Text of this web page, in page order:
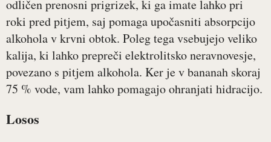
odličen prenosni prigrizek, ki ga imate lahko pri
roki pred pitjem, saj pomaga upočasniti absorpcijo
alkohola v krvni obtok. Poleg tega vsebujejo veliko
kalija, ki lahko prepreči elektrolitsko neravnovesje,
povezano s pitjem alkohola. Ker je v bananah skoraj
75 % vode, vam lahko pomagajo ohranjati hidracijo.
Losos